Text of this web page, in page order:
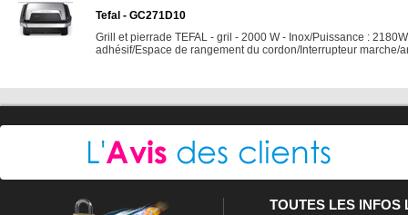
Tefal - GC271D10
Grill et pierrade TEFAL - gril - 2000 W - Inox/Puissance :
adhésif/Espace de rangement du cordon/Interrupteur marche/
TOUTES LES INFOS